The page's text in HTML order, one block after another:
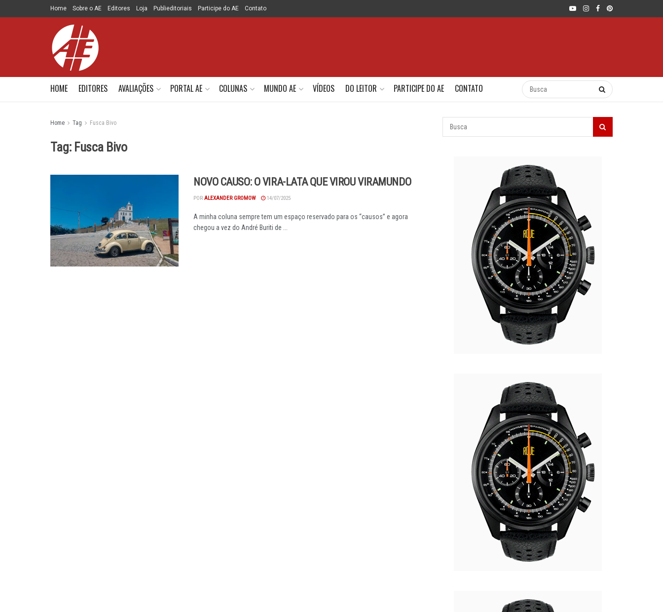
Home Sobre o AE Editores Loja Publieditoriais Participe do AE Contato
HOME EDITORES AVALIAÇÕES PORTAL AE COLUNAS MUNDO AE VÍDEOS DO LEITOR PARTICIPE DO AE CONTATO
Home Tag Fusca Bivo
Tag: Fusca Bivo
NOVO CAUSO: O VIRA-LATA QUE VIROU VIRAMUNDO
POR ALEXANDER GROMOW 14/07/2025
A minha coluna sempre tem um espaço reservado para os “causos” e agora
chegou a vez do André Buriti de ...